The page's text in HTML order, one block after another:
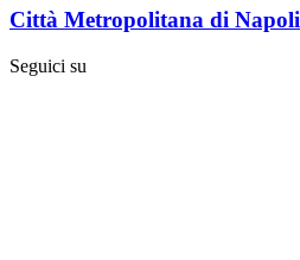
Città Metropolitana di Napoli
Seguici su